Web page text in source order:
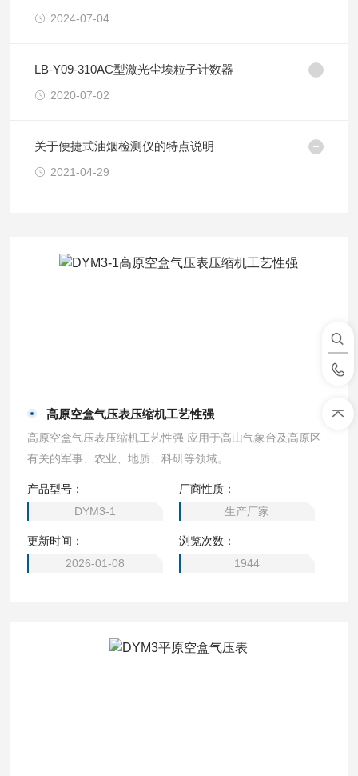
2024-07-04
LB-Y09-310AC型激光尘埃粒子计数器
2020-07-02
关于便捷式油烟检测仪的特点说明
2021-04-29
高原空盒气压表压缩机工艺性强
高原空盒气压表压缩机工艺性强 应用于高山气象台及高原区
有关的军事、农业、地质、科研等领域。
产品型号：
DYM3-1
厂商性质：
生产厂家
更新时间：
2026-01-08
浏览次数：
1944